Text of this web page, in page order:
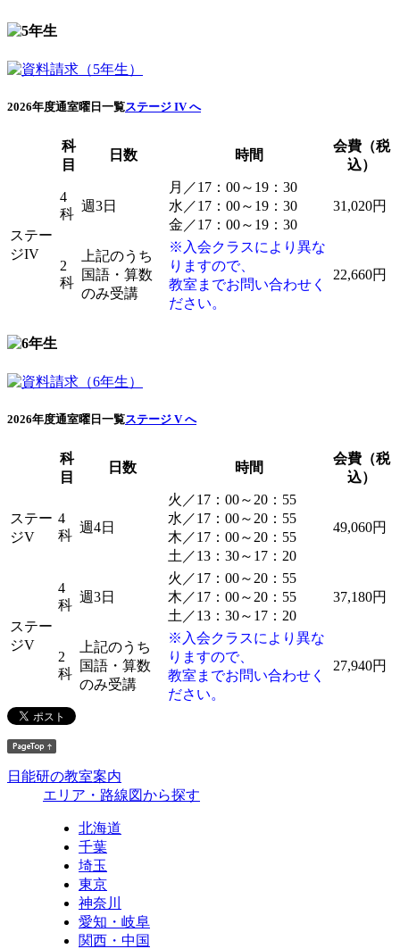
2026年度通室曜日一覧ステージ IV へ
科
目
日数 時間
会費（税
込）
ステー
ジIV
4
科
週3日
月／17：00～19：30
水／17：00～19：30
金／17：00～19：30
31,020円
2
科
上記のうち
国語・算数
のみ受講
※入会クラスにより異な
りますので、
教室までお問い合わせく
ださい。
22,660円
2026年度通室曜日一覧ステージ V へ
科
目
日数 時間
会費（税
込）
ステー
ジV
4
科
週4日
火／17：00～20：55
水／17：00～20：55
木／17：00～20：55
土／13：30～17：20
49,060円
ステー
ジV
4
科
週3日
火／17：00～20：55
木／17：00～20：55
土／13：30～17：20
37,180円
2
科
上記のうち
国語・算数
のみ受講
※入会クラスにより異な
りますので、
教室までお問い合わせく
ださい。
27,940円
日能研の教室案内
エリア・路線図から探す
北海道
千葉
埼玉
東京
神奈川
愛知・岐阜
関西・中国